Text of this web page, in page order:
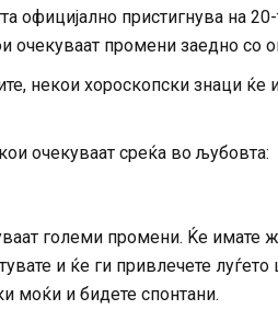
официјално пристигнува на
очекуваат промени заедно со
некои хороскопски знаци ќе
очекуваат среќа во љубовта:
големи промени. Ќе имате
и ќе ги привлечете луѓето
моќи и бидете спонтани.